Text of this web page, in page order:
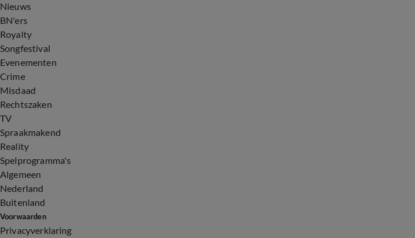
Nieuws
BN'ers
Royalty
Songfestival
Evenementen
Crime
Misdaad
Rechtszaken
TV
Spraakmakend
Reality
Spelprogramma's
Algemeen
Nederland
Buitenland
Voorwaarden
Privacyverklaring